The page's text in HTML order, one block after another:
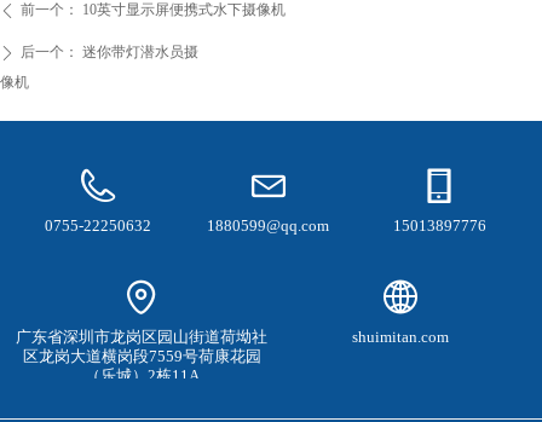
ꄴ 前一个： 10英寸显示屏便携式水下摄像机
ꄲ 后一个： 迷你带灯潜水员摄
像机
0755-22250632 1880599@qq.com 15013897776
广东省深圳市龙岗区园山街道荷坳社
区龙岗大道横岗段7559号荷康花园
（乐城）2栋11A
shuimitan.com